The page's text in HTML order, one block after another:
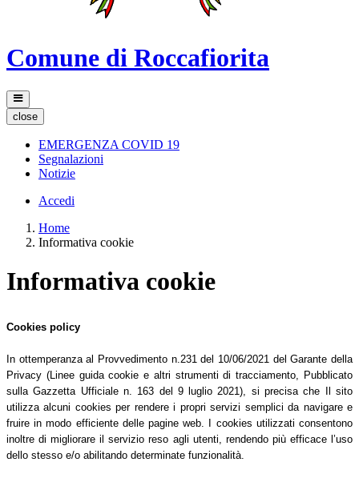
Comune di Roccafiorita
close
EMERGENZA COVID 19
Segnalazioni
Notizie
Accedi
Home
Informativa cookie
Informativa cookie
Cookies policy
In ottemperanza al Provvedimento n.231 del 10/06/2021 del Garante della
Privacy (Linee guida cookie e altri strumenti di tracciamento, Pubblicato
sulla Gazzetta Ufficiale n. 163 del 9 luglio 2021), si precisa che Il sito
utilizza alcuni cookies per rendere i propri servizi semplici da navigare e
fruire in modo efficiente delle pagine web. I cookies utilizzati consentono
inoltre di migliorare il servizio reso agli utenti, rendendo più efficace l’uso
dello stesso e/o abilitando determinate funzionalità.